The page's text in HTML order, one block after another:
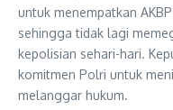
untuk menempatkan
sehingga tidak lagi
kepolisian sehari-hari.
komitmen Polri untuk
melanggar hukum.